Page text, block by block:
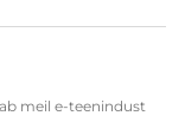
meil e-teenindust